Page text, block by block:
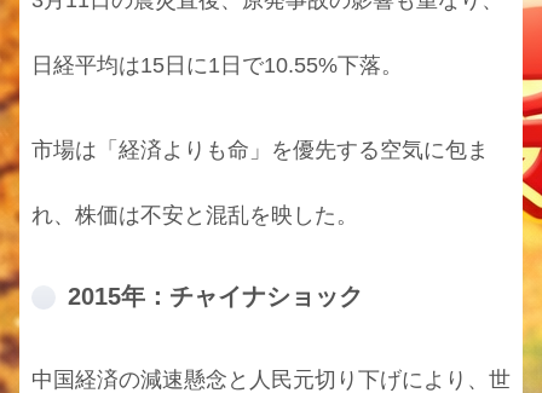
日経平均は15日に1日で10.55%下落。
市場は「経済よりも命」を優先する空気に包ま
れ、株価は不安と混乱を映した。
2015年：チャイナショック
中国経済の減速懸念と人民元切り下げにより、世